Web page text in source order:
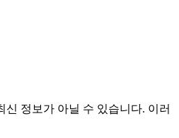
정보가 아닐 수 있습니다. 이러